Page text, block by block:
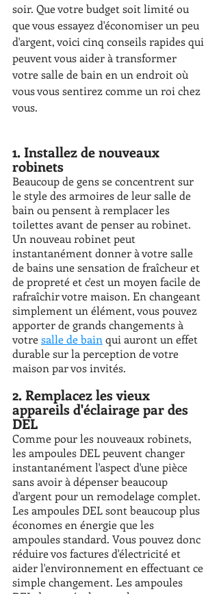
soir. Que votre budget soit limité ou
que vous essayez d'économiser un peu
d'argent, voici cinq conseils rapides qui
peuvent vous aider à transformer
votre salle de bain en un endroit où
vous vous sentirez comme un roi chez
vous.
1. Installez de nouveaux
robinets
Beaucoup de gens se concentrent sur
le style des armoires de leur salle de
bain ou pensent à remplacer les
toilettes avant de penser au robinet.
Un nouveau robinet peut
instantanément donner à votre salle
de bains une sensation de fraîcheur et
de propreté et c'est un moyen facile de
rafraîchir votre maison. En changeant
simplement un élément, vous pouvez
apporter de grands changements à
votre salle de bain qui auront un effet
durable sur la perception de votre
maison par vos invités.
2. Remplacez les vieux
appareils d'éclairage par des
DEL
Comme pour les nouveaux robinets,
les ampoules DEL peuvent changer
instantanément l'aspect d'une pièce
sans avoir à dépenser beaucoup
d'argent pour un remodelage complet.
Les ampoules DEL sont beaucoup plus
économes en énergie que les
ampoules standard. Vous pouvez donc
réduire vos factures d'électricité et
aider l'environnement en effectuant ce
simple changement. Les ampoules